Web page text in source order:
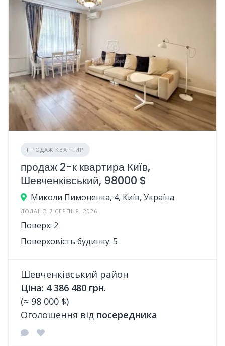
ПРОДАЖ КВАРТИР
продаж 2-к квартира Київ,
Шевченківський, 98000 $
Миколи Пимоненка, 4, Київ, Україна
ДОДАНО 7 СЕРПНЯ, 2026
Поверх: 2
Поверховість будинку: 5
Шевченківський район
Ціна: 4 386 480 грн.
(≈ 98 000 $)
Оголошення від посередника